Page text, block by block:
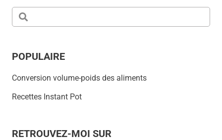
POPULAIRE
Conversion volume-poids des aliments
Recettes Instant Pot
RETROUVEZ-MOI SUR